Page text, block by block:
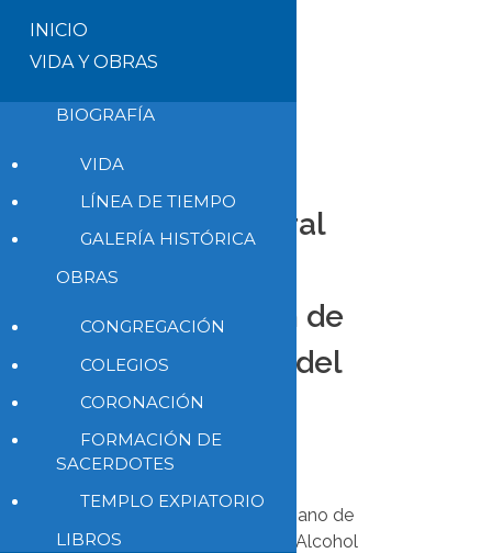
El reto pastoral
para la
recuperación de
las personas del
alcoholismo
16 de abril de 2025
Gracias al Centro diocesano de
Investigación-Acción el Alcohol
INICIO
VIDA Y OBRAS
BIOGRAFÍA
VIDA
LÍNEA DE TIEMPO
GALERÍA HISTÓRICA
OBRAS
CONGREGACIÓN
COLEGIOS
CORONACIÓN
FORMACIÓN DE
SACERDOTES
TEMPLO EXPIATORIO
LIBROS